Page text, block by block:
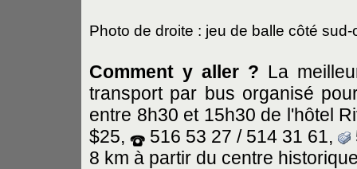
Photo de droite : jeu de balle côté sud-
Comment y aller ? La
transport par bus organisé
entre 8h30 et 15h30 de l'hôtel
$25,
516 53 27 / 514 31 61,
8 km à partir du centre